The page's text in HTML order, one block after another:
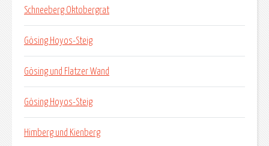
Schneeberg Oktobergrat
Gösing Hoyos-Steig
Gösing und Flatzer Wand
Gösing Hoyos-Steig
Himberg und Kienberg